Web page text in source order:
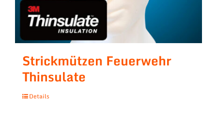
Strickmützen Feuerwehr
Thinsulate
Details